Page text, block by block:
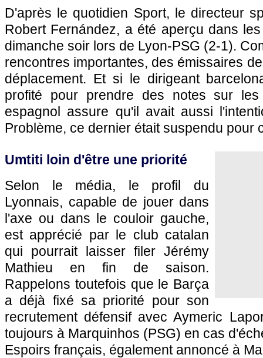
D'après le quotidien Sport, le directeur
Robert Fernández, a été aperçu dans
dimanche soir lors de Lyon-PSG (2-1).
rencontres importantes, des émissaires
déplacement. Et si le dirigeant
profité pour prendre des notes sur
espagnol assure qu'il avait aussi
Problème, ce dernier était suspendu pour
Umtiti loin d'être une priorité
Selon le média, le profil du
Lyonnais, capable de jouer dans
l'axe ou dans le couloir gauche,
est apprécié par le club catalan
qui pourrait laisser filer Jérémy
Mathieu en fin de saison.
Rappelons toutefois que le Barça
a déjà fixé sa priorité pour son
recrutement défensif avec Aymeric
toujours à Marquinhos (PSG) en cas
Espoirs français, également annoncé à